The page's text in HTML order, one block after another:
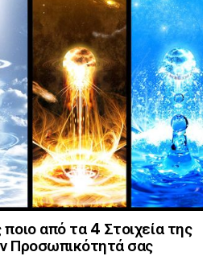
από τα 4 Στοιχεία της
Προσωπικότητά σας